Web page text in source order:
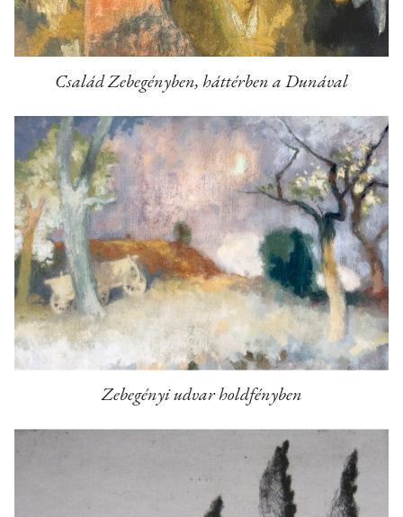
Család Zebegényben, háttérben a Dunával
Zebegényi udvar holdfényben